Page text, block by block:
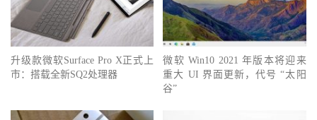
升级款微软Surface Pro X正式上
市：搭载全新SQ2处理器
微软 Win10 2021 年版本将迎来
重大 UI 界面更新，代号 “太阳
谷”